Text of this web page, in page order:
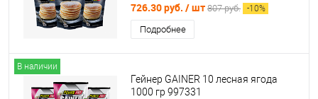
726.30 руб. / шт 807 руб. -10%
Подробнее
В наличии
Гейнер GAINER 10 лесная ягода
1000 гр 997331